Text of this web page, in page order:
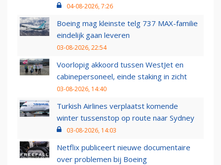
04-08-2026, 7:26
Boeing mag kleinste telg 737 MAX-familie
eindelijk gaan leveren
03-08-2026, 22:54
Voorlopig akkoord tussen WestJet en
cabinepersoneel, einde staking in zicht
03-08-2026, 14:40
Turkish Airlines verplaatst komende
winter tussenstop op route naar Sydney
03-08-2026, 14:03
Netflix publiceert nieuwe documentaire
over problemen bij Boeing